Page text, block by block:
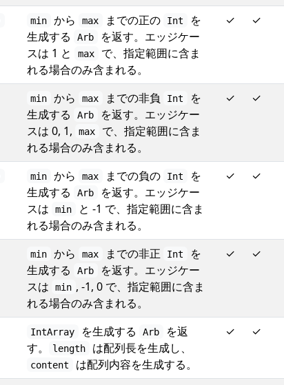
min から max までの正の Int
を
生成する
Arb
を返す。エッジケー
スは 1 と
max
で、指定範囲に含ま
れる場合のみ含まれる。
✓ ✓
min から max までの非負 Int
を
生成する
Arb
を返す。エッジケー
スは 0, 1,
max
で、指定範囲に含ま
れる場合のみ含まれる。
✓ ✓
min から max までの負の Int
を
生成する
Arb
を返す。エッジケー
スは
min
と -1 で、指定範囲に含ま
れる場合のみ含まれる。
✓ ✓
min から max までの非正 Int
を
生成する
Arb
を返す。エッジケー
スは
min , -1, 0 で、指定範囲に含ま
れる場合のみ含まれる。
✓ ✓
IntArray を生成する Arb
を返
す。
length は配列長を生成し、
content は配列内容を生成する。
✓ ✓